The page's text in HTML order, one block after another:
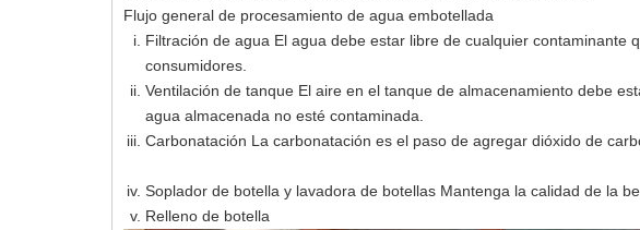
Flujo general de procesamiento de agua embotellada
Filtración de agua El agua debe estar libre de cualquier contaminante
consumidores.
Ventilación de tanque El aire en el tanque de almacenamiento debe
agua almacenada no esté contaminada.
Carbonatación La carbonatación es el paso de agregar dióxido de
Soplador de botella y lavadora de botellas Mantenga la calidad de la
Relleno de botella